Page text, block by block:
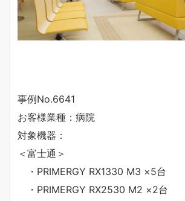
事例No.6641
お客様業種：病院
対象機器：
＜富士通＞
・PRIMERGY RX1330 M3 ×5台
・PRIMERGY RX2530 M2 ×2台